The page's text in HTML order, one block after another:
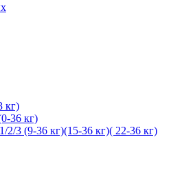
кг)
36 кг)
2/3 (9-36 кг)(15-36 кг)( 22-36 кг)